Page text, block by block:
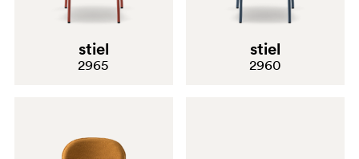
stiel
2965
stiel
2960